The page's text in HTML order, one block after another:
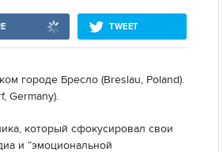
TWEET
городе Бресло (Breslau, Poland).
Germany).
который сфокусировал свои
и “эмоциональной